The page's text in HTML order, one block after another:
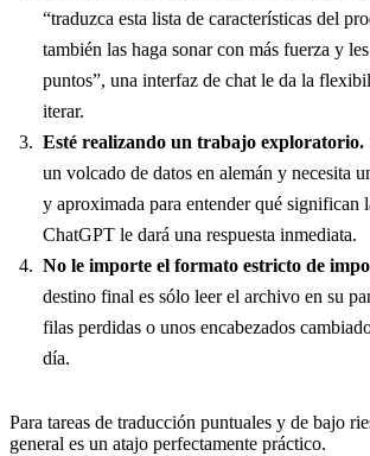
“traduzca esta lista de características del
también las haga sonar con más fuerza y
puntos”, una interfaz de chat le da la
iterar.
Esté realizando un trabajo exploratorio.
un volcado de datos en alemán y necesita
y aproximada para entender qué significan
ChatGPT le dará una respuesta inmediata.
No le importe el formato estricto de
destino final es sólo leer el archivo en su
filas perdidas o unos encabezados
día.
Para tareas de traducción puntuales y de bajo
general es un atajo perfectamente práctico.